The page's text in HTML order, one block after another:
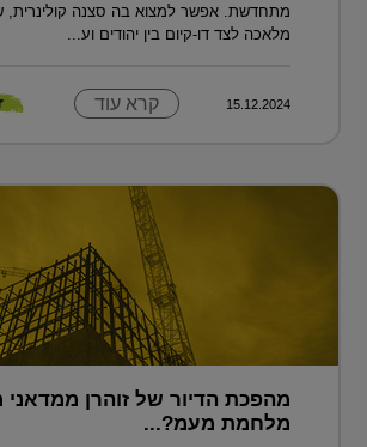
מתחדשת. אפשר למצוא בה סצנה קולינרית,
מלאכה לצד דו-קיום בין יהודים וע...
15.12.2024 קרא עוד
מהפכת הדיור של זוהרן ממדאני
מלחמת מעמ?...